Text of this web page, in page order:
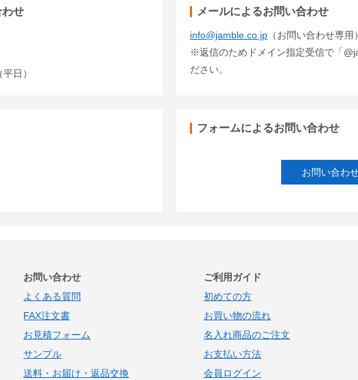
せ
日）
メールによるお問い合わせ
info@jamble.co.jp （お問い合わせ専用）
※返信のためドメイン指定受信で「
ださい。
フォームによるお問い合わせ
お問い合わ
お問い合わせ
よくある質問
FAX注文書
お見積フォーム
サンプル
送料・お届け・返品交換
ご利用ガイド
初めての方
お買い物の流れ
名入れ商品のご注文
お支払い方法
会員ログイン